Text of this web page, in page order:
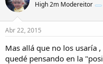
High 2m Modereitor
Abr 22, 2015
Mas allá que no los usaría
quedé pensando en la